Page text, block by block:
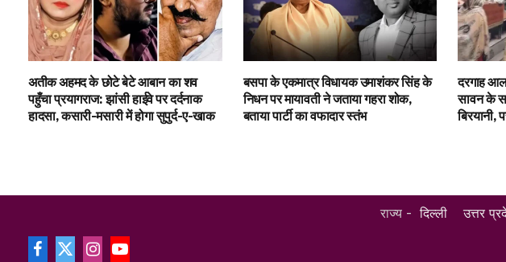
अतीक अहमद के छोटे बेटे आबान का शव
पहुँचा प्रयागराज: झांसी हाईवे पर दर्दनाक
हादसा, कसारी-मसारी में होगा सुपुर्द-ए-खाक
बसपा के एकमात्र विधायक उमाशंकर सिंह के
निधन पर मायावती ने जताया गहरा शोक,
बताया पार्टी का वफादार स्तंभ
दरगाह
सावन के
बिरयानी,
Facebook
X InstagramYouTube
राज्य -दिल्ली उत्तर